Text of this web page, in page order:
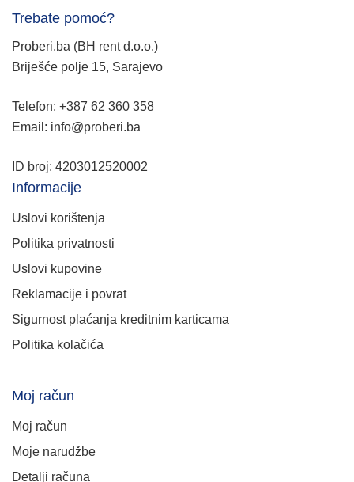
Trebate pomoć?
Proberi.ba (BH rent d.o.o.)
Briješće polje 15, Sarajevo
Telefon: +387 62 360 358
Email: info@proberi.ba
ID broj: 4203012520002
Informacije
Uslovi korištenja
Politika privatnosti
Uslovi kupovine
Reklamacije i povrat
Sigurnost plaćanja kreditnim karticama
Politika kolačića
Moj račun
Moj račun
Moje narudžbe
Detalji računa